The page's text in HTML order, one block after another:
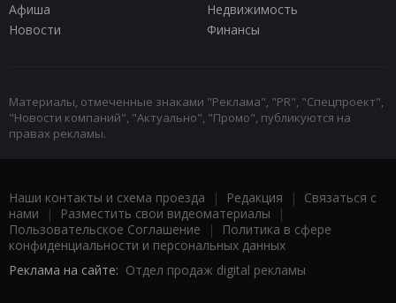
Афиша
Недвижимость
Новости
Финансы
Материалы, отмеченные знаками "Реклама", "PR", "Спецпроект",
"Новости компаний", "Актуально", "Промо", публикуются на
правах рекламы.
Наши контакты и схема проезда | Редакция | Связаться с
нами | Разместить свои видеоматериалы |
Пользовательское Соглашение |
Политика в сфере
конфиденциальности и персональных данных
Реклама на сайте: Отдел продаж digital рекламы